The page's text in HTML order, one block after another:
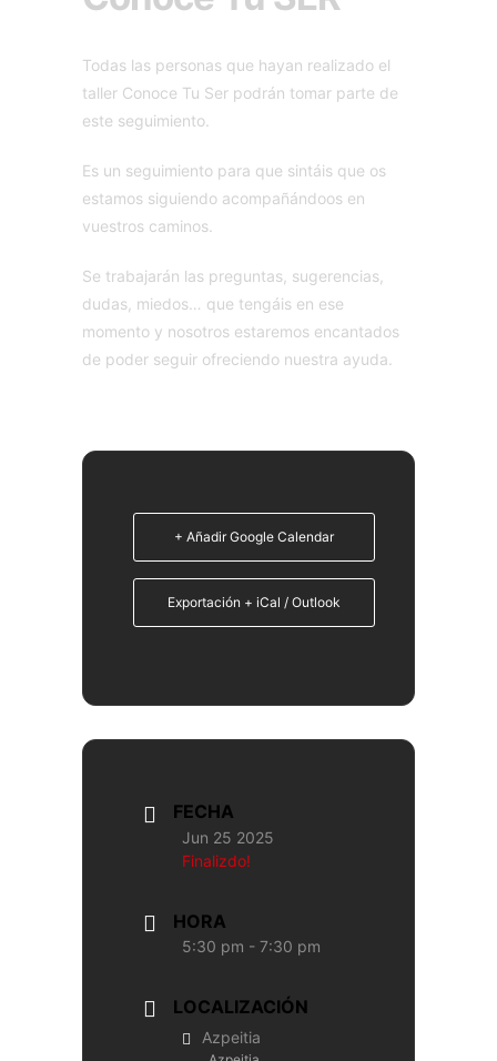
Todas las personas que hayan realizado el
taller Conoce Tu Ser podrán tomar parte de
este seguimiento.
Es un seguimiento para que sintáis que os
estamos siguiendo acompañándoos en
vuestros caminos.
Se trabajarán las preguntas, sugerencias,
dudas, miedos… que tengáis en ese
momento y nosotros estaremos encantados
de poder seguir ofreciendo nuestra ayuda.
+ Añadir Google Calendar
Exportación + iCal / Outlook
FECHA
Jun 25 2025
Finalizdo!
HORA
5:30 pm - 7:30 pm
LOCALIZACIÓN
Azpeitia